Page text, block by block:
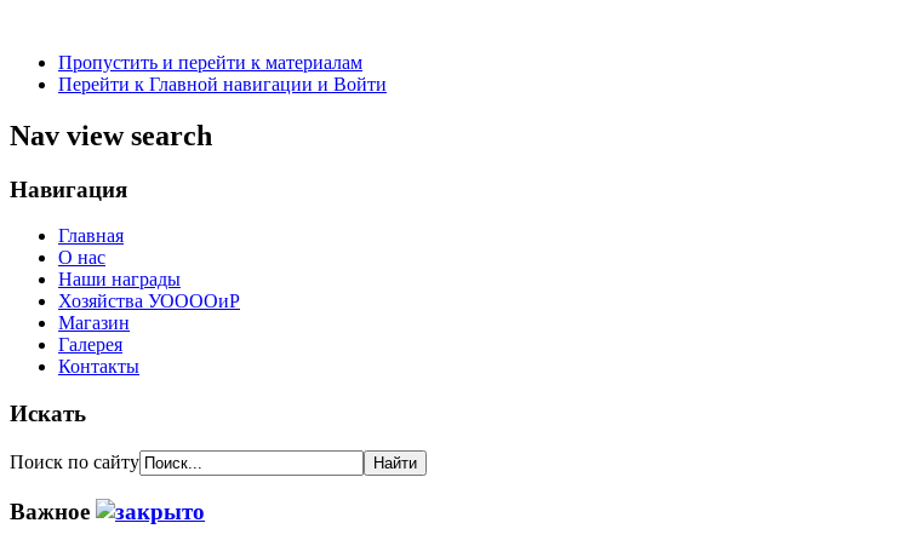
Пропустить и перейти к материалам
Перейти к Главной навигации и Войти
Nav view search
Навигация
Главная
О нас
Наши награды
Хозяйства УООООиР
Магазин
Галерея
Контакты
Искать
Поиск по сайту
Важное